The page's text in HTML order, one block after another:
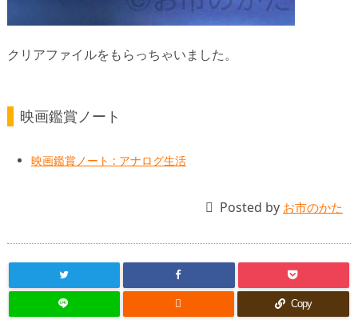
クリアファイルをもらっちゃいました。
映画鑑賞ノート
映画鑑賞ノート : アナログ生活
 Posted by お市のかた
 Copy